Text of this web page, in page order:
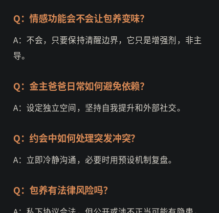
Q：情感功能会不会让包养变味？
A：不会，只要保持清醒边界，它只是增强剂，非主
导。
Q：金主爸爸日常如何避免依赖？
A：设定独立空间，坚持自我提升和外部社交。
Q：约会中如何处理突发冲突？
A：立即冷静沟通，必要时用预设机制复盘。
Q：包养有法律风险吗？